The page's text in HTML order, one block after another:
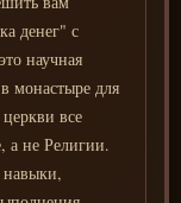
денег" с
научная
монастыре для
все
а не Религии.